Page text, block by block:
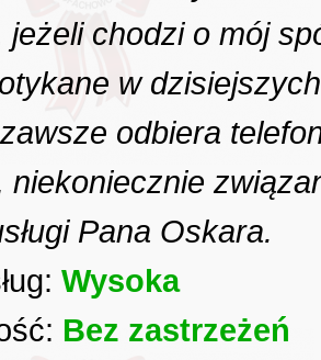
jeżeli chodzi o mój
w
odbiera
niekoniecznie
Pana Oskara.
Wysoka
Bez zastrzeżeń